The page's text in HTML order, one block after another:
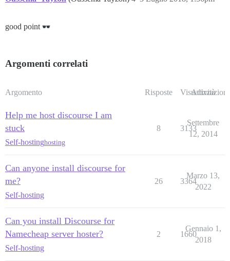
good point
Argomenti correlati
Argomento Risposte Visualizzazioni
Attività
Help me host discourse I am
stuck
Self-hostinghosting
8 3133
Settembre
12, 2014
Can anyone install discourse for
me?
Self-hosting
26 3364
Marzo 13,
2022
Can you install Discourse for
Namecheap server hoster?
Self-hosting
2 1660
Gennaio 1,
2018